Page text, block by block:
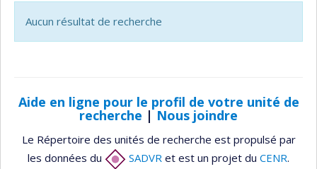
Aucun résultat de recherche
Aide en ligne pour le profil de votre unité de
recherche | Nous joindre
Le Répertoire des unités de recherche est propulsé par
les données du
SADVR et est un projet du CENR.